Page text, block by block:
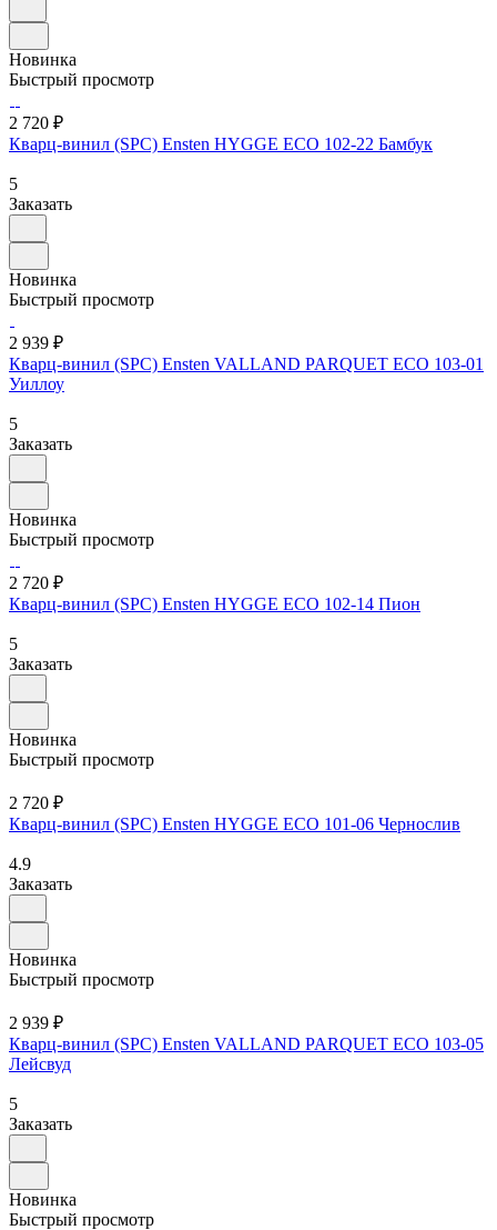
Новинка
Быстрый просмотр
2 720 ₽
Кварц-винил (SPC) Ensten HYGGE ECO 102-22 Бамбук
5
Заказать
Новинка
Быстрый просмотр
2 939 ₽
Кварц-винил (SPC) Ensten VALLAND PARQUET ECO 103-01
Уиллоу
5
Заказать
Новинка
Быстрый просмотр
2 720 ₽
Кварц-винил (SPC) Ensten HYGGE ECO 102-14 Пион
5
Заказать
Новинка
Быстрый просмотр
2 720 ₽
Кварц-винил (SPC) Ensten HYGGE ECO 101-06 Чернослив
4.9
Заказать
Новинка
Быстрый просмотр
2 939 ₽
Кварц-винил (SPC) Ensten VALLAND PARQUET ECO 103-05
Лейсвуд
5
Заказать
Новинка
Быстрый просмотр